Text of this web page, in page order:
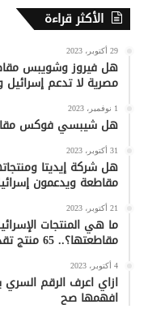
الأكثر قراءة
29 أكتوبر، 2023
هل فيروز وشويبس
مصرية لا تدعم
1 نوفمبر، 2023
هل شيبسي فوكس
31 أكتوبر، 2023
هل شركة إيديتا
مقاطعة ويدعمون
21 أكتوبر، 2023
ما هي المنتجات
مقاطعتها؟.. 65 منتج تقدر تستغنى عنهم
4 أكتوبر، 2023
ازاي اعرف الرقم
افهمها صح